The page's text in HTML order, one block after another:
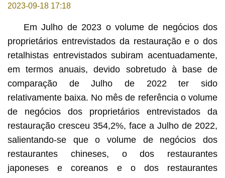
2023-09-18 17:18
Em Julho de 2023 o volume de negócios dos
proprietários entrevistados da restauração e o dos
retalhistas entrevistados subiram acentuadamente,
em termos anuais, devido sobretudo à base de
comparação de Julho de 2022 ter sido
relativamente baixa. No mês de referência o volume
de negócios dos proprietários entrevistados da
restauração cresceu 354,2%, face a Julho de 2022,
salientando-se que o volume de negócios dos
restaurantes chineses, o dos restaurantes
japoneses e coreanos e o dos restaurantes